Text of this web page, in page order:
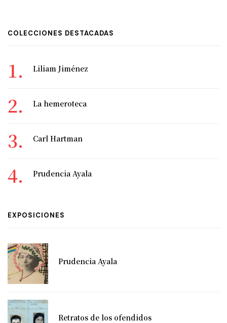
COLECCIONES DESTACADAS
Liliam Jiménez
La hemeroteca
Carl Hartman
Prudencia Ayala
EXPOSICIONES
Prudencia Ayala
Retratos de los ofendidos